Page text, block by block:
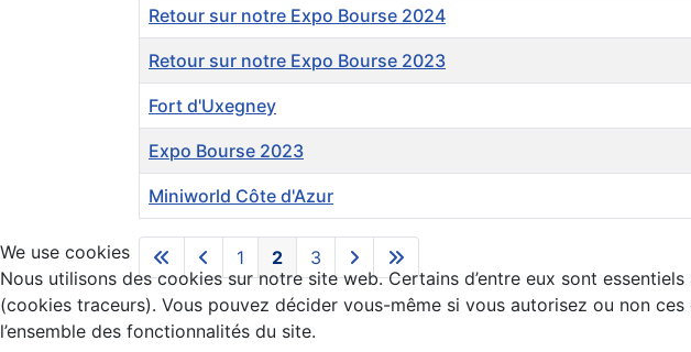
Retour sur notre Expo Bourse 2024
Retour sur notre Expo Bourse 2023
Fort d'Uxegney
Expo Bourse 2023
Miniworld Côte d'Azur
1 2 3
We use cookies
Nous utilisons des cookies sur notre site web. Certains d’entre eux sont
(cookies traceurs). Vous pouvez décider vous-même si vous autorisez ou non
l’ensemble des fonctionnalités du site.